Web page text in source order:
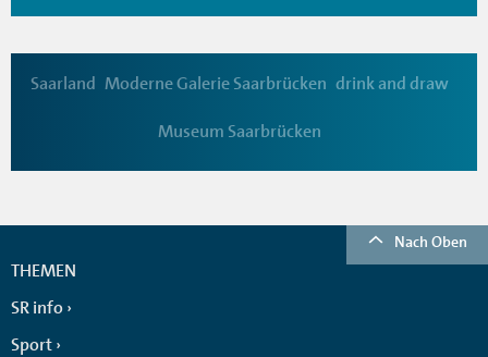
Saarland Moderne Galerie Saarbrücken drink and draw
Museum Saarbrücken
Nach Oben
THEMEN
SR info
Sport